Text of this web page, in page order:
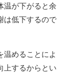
温が下がると余
は低下するので
温めることによ
上するからとい